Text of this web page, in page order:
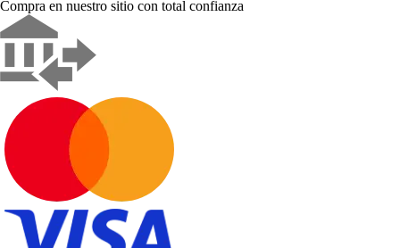
Compra en nuestro sitio con total confianza